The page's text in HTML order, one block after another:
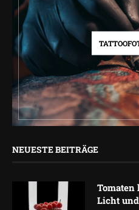
NEUESTE BEITRÄGE
Licht